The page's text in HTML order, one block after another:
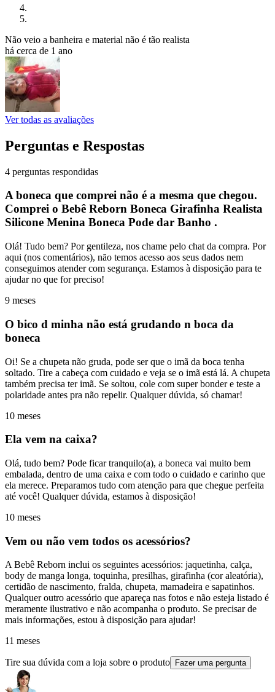
Não veio a banheira e material não é tão realista
há cerca de 1 ano
Ver todas as avaliações
Perguntas e Respostas
4 perguntas respondidas
A boneca que comprei não é a mesma que chegou.
Comprei o Bebê Reborn Boneca Girafinha Realista
Silicone Menina Boneca Pode dar Banho .
Olá! Tudo bem? Por gentileza, nos chame pelo chat da compra. Por
aqui (nos comentários), não temos acesso aos seus dados nem
conseguimos atender com segurança. Estamos à disposição para te
ajudar no que for preciso!
9 meses
O bico d minha não está grudando n boca da
boneca
Oi! Se a chupeta não gruda, pode ser que o imã da boca tenha
soltado. Tire a cabeça com cuidado e veja se o imã está lá. A chupeta
também precisa ter imã. Se soltou, cole com super bonder e teste a
polaridade antes pra não repelir. Qualquer dúvida, só chamar!
10 meses
Ela vem na caixa?
Olá, tudo bem? Pode ficar tranquilo(a), a boneca vai muito bem
embalada, dentro de uma caixa e com todo o cuidado e carinho que
ela merece. Preparamos tudo com atenção para que chegue perfeita
até você! Qualquer dúvida, estamos à disposição!
10 meses
Vem ou não vem todos os acessórios?
A Bebê Reborn inclui os seguintes acessórios: jaquetinha, calça,
body de manga longa, toquinha, presilhas, girafinha (cor aleatória),
certidão de nascimento, fralda, chupeta, mamadeira e sapatinhos.
Qualquer outro acessório que apareça nas fotos e não esteja listado é
meramente ilustrativo e não acompanha o produto. Se precisar de
mais informações, estou à disposição para ajudar!
11 meses
Tire sua dúvida com a loja sobre o produto Fazer uma pergunta